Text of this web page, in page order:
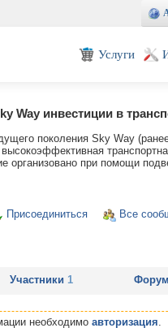
Услуги
Way инвестиции в
поколения Sky Way
организовано при помощи
Присоединиться Все
Участники1
необходимо авторизация.